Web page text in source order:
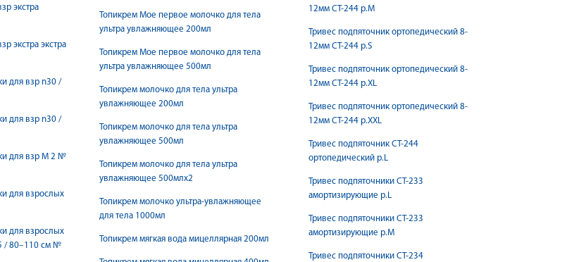
экстра
экстра экстра
для взр n30 /
для взр n30 /
для взр М 2 №
для взрослых
для взрослых
/ 80–110 см №
Топикрем Мое первое молочко для тела
ультра увлажняющее 200мл
Топикрем Мое первое молочко для тела
ультра увлажняющее 500мл
Топикрем молочко для тела ультра
увлажняющее 200мл
Топикрем молочко для тела ультра
увлажняющее 500мл
Топикрем молочко для тела ультра
увлажняющее 500млх2
Топикрем молочко ультра-увлажняющее
для тела 1000мл
Топикрем мягкая вода мицеллярная 200мл
12мм СТ-244 р.M
Тривес подпяточник ортопедический 8-
12мм СТ-244 р.S
Тривес подпяточник ортопедический 8-
12мм СТ-244 р.XL
Тривес подпяточник ортопедический 8-
12мм СТ-244 р.XXL
Тривес подпяточник СТ-244
ортопедический р.L
Тривес подпяточники СТ-233
амортизирующие р.L
Тривес подпяточники СТ-233
амортизирующие р.M
Тривес подпяточники СТ-234